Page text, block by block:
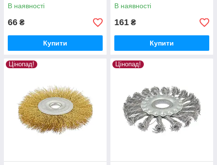
В наявності
66 ₴
Купити
В наявності
161 ₴
Купити
Цінопад! Цінопад!